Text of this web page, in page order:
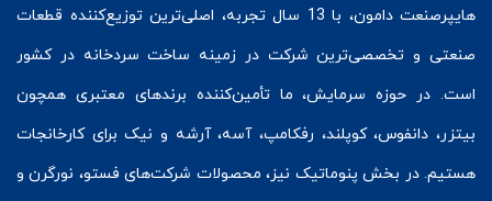
هایپرصنعت
دامون، با 13 سال تجربه، اصلی‌ترین توزیع‌کننده قطعات
صنعتی و تخصصی‌ترین شرکت در زمینه ساخت سردخانه در کشور
است. در حوزه سرمایش، ما تأمین‌کننده برندهای معتبری همچون
بیتزر، دانفوس،کوپلند، رفکامپ، آسه، آرشه و نیک برای کارخانجات
هستیم. در بخش پنوماتیک نیز، محصولات شرکت‌های فستو، نورگرن و